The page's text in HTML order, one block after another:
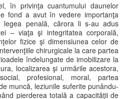
în privinţa cuantumului daunelor
fond a avut în vedere importanţa
legea penală, cărora li s-au adus
– viaţa şi integritatea corporală,
fizice şi dimensiunea celor de
chirurgicale la care partea
îndelungate de imobilizare la
localizarea şi urmările acestora,
profesional, moral, partea
muncă, leziunile suferite punându-
pierderea totală a capacităţii de